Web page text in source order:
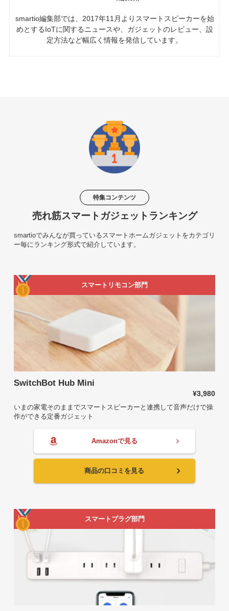
smartio編集部では、2017年11月よりスマートスピーカーを始
めとするIoTに関するニュースや、ガジェットのレビュー、設
定方法など幅広く情報を発信しています。
特集コンテンツ
売れ筋スマートガジェットランキング
smartioでみんなが買っているスマートホームガジェットをカテゴリ
ー毎にランキング形式で紹介しています。
スマートリモコン部門
SwitchBot Hub Mini
¥3,980
いまの家電そのままでスマートスピーカーと連携して音声だけで操
作ができる定番ガジェット
Amazonで見る
商品の口コミを見る
スマートプラグ部門